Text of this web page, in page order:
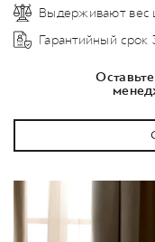
Выдерживают вес
Гарантийный срок